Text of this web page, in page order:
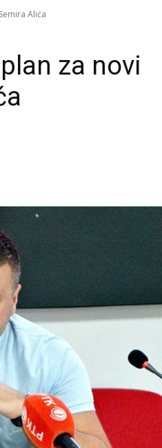
Alića
za novi